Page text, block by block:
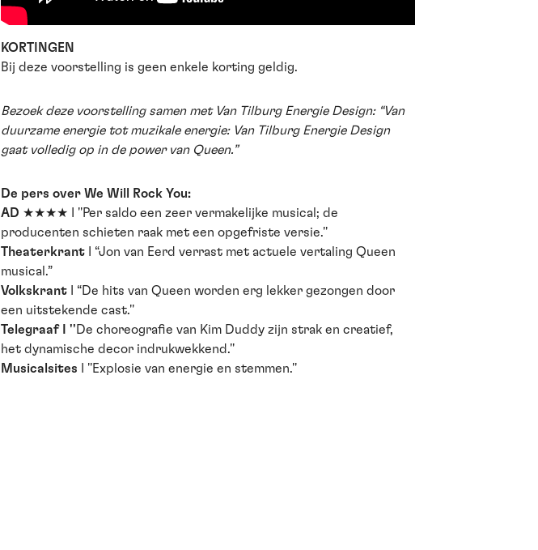
KORTINGEN
Bij deze voorstelling is geen enkele korting geldig.
Bezoek deze voorstelling samen met Van Tilburg Energie Design: “Van
duurzame energie tot muzikale energie: Van Tilburg Energie Design
gaat volledig op in de power van Queen.”
De pers over We Will Rock You:
AD ★★★★
I ''Per saldo een zeer vermakelijke musical; de
producenten schieten raak met een opgefriste versie.''
Theaterkrant I “Jon van Eerd verrast met actuele vertaling Queen
musical.”
Volkskrant
I “De hits van Queen worden erg lekker gezongen door
een uitstekende cast.''
Telegraaf I '' De choreografie van Kim Duddy zijn strak en creatief,
het dynamische decor indrukwekkend.''
Musicalsites I ''Explosie van energie en stemmen.''